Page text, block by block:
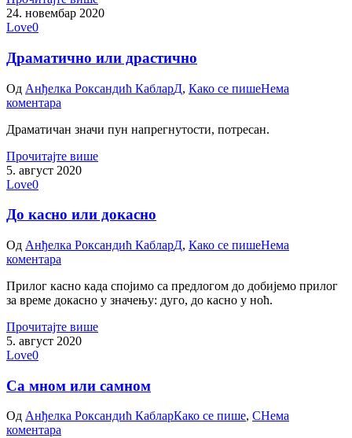
24. новембар 2020
Love0
Драматично или драстично
Од Анђелка Роксандић КабларД, Како се пишеНема
коментара
Драматичан значи пун напрегнутости, потресан.
Прочитајте више
5. август 2020
Love0
До касно или докасно
Од Анђелка Роксандић КабларД, Како се пишеНема
коментара
Прилог касно када спојимо са предлогом до добијемо прилог
за време докасно у значењу: дуго, до касно у ноћ.
Прочитајте више
5. август 2020
Love0
Са мном или самном
Од Анђелка Роксандић КабларКако се пише, СНема
коментара